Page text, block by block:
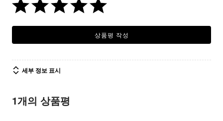
상품평 작성
세부 정보 표시
1개의 상품평